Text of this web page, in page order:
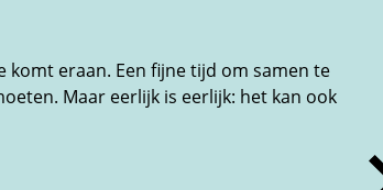
komt eraan. Een fijne tijd om samen te
Maar eerlijk is eerlijk: het kan ook